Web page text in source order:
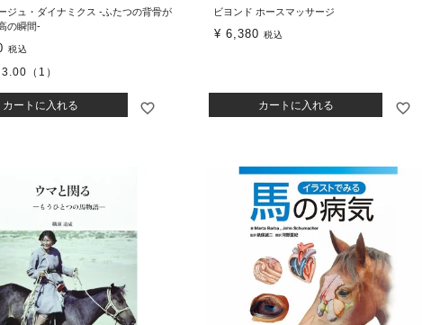
ジュ・ダイナミクス -ふたつの背骨が
の瞬間-
税込
カートに入れる
3.00 （1）
ビヨンド ホースマッサージ
¥ 6,380 税込
カートに入れる